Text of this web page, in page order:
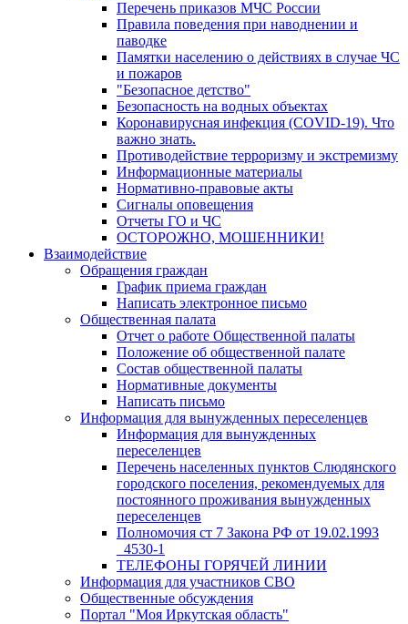
Перечень приказов МЧС России
Правила поведения при наводнении и
паводке
Памятки населению о действиях в случае ЧС
и пожаров
"Безопасное детство"
Безопасность на водных объектах
Коронавирусная инфекция (COVID-19). Что
важно знать.
Противодействие терроризму и экстремизму
Информационные материалы
Нормативно-правовые акты
Сигналы оповещения
Отчеты ГО и ЧС
ОСТОРОЖНО, МОШЕННИКИ!
Взаимодействие
Обращения граждан
График приема граждан
Написать электронное письмо
Общественная палата
Отчет о работе Общественной палаты
Положение об общественной палате
Состав общественной палаты
Нормативные документы
Написать письмо
Информация для вынужденных переселенцев
Информация для вынужденных
переселенцев
Перечень населенных пунктов Слюдянского
городского поселения, рекомендуемых для
постоянного проживания вынужденных
переселенцев
Полномочия ст 7 Закона РФ от 19.02.1993
_4530-1
ТЕЛЕФОНЫ ГОРЯЧЕЙ ЛИНИИ
Информация для участников СВО
Общественные обсуждения
Портал "Моя Иркутская область"